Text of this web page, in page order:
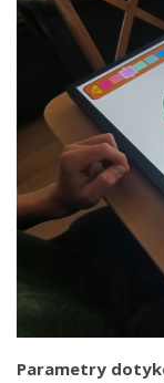
Parametry